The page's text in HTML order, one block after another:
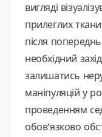
вигляді
прилеглих
після
необхідний
залишатись
маніпуляцій у
проведенням
обов’язково